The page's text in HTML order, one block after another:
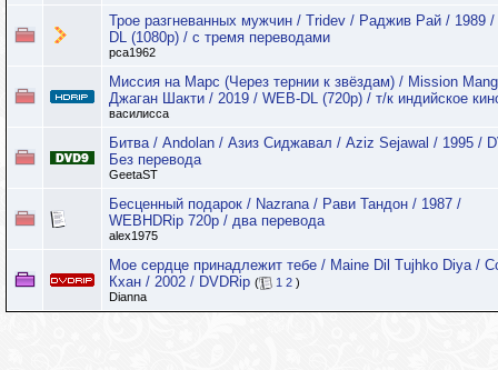
Трое разгневанных мужчин / Tridev / Раджив Рай / 1989 /
DL (1080p) / с тремя переводами
pca1962
Миссия на Марс (Через тернии к звёздам) / Mission
Джаган Шакти / 2019 / WEB-DL (720p) / т/к индийское
василисса
Битва / Andolan / Азиз Сиджавал / Aziz Sejawal / 1995 /
Без перевода
GeetaST
Бесценный подарок / Nazrana / Рави Тандон / 1987 /
WEBHDRip 720p / два перевода
alex1975
Мое сердце принадлежит тебе / Maine Dil Tujhko Diya /
Кхан / 2002 / DVDRip ( 1 2 )
Dianna